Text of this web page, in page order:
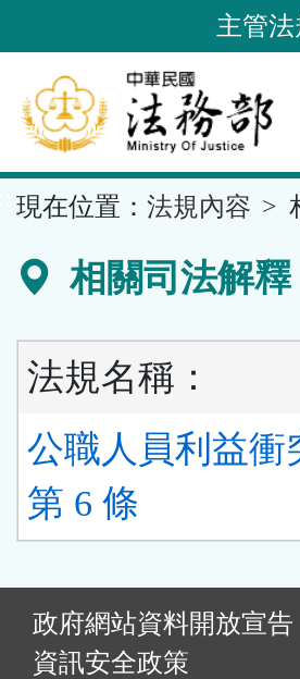
到
要
內
容
區
主管
現在位置： 法規內容
相關司法解釋
法規名稱：
公職人員利益衝
第 6 條
政府網站資料開放宣告
資訊安全政策